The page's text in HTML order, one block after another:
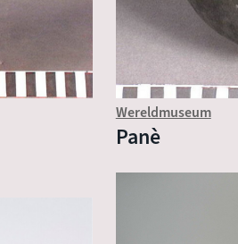
Wereldmuseum
Panè